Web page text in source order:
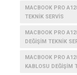
MACBOOK PRO
TEKNIK SERVIS
MACBOOK PRO
DEĞIŞIM TEKNIK
MACBOOK PRO
KABLOSU DEĞIŞIM